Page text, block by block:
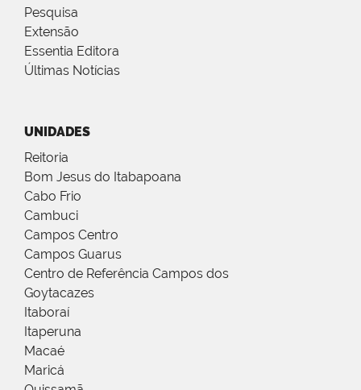
Pesquisa
Extensão
Essentia Editora
Últimas Notícias
UNIDADES
Reitoria
Bom Jesus do Itabapoana
Cabo Frio
Cambuci
Campos Centro
Campos Guarus
Centro de Referência Campos dos
Goytacazes
Itaboraí
Itaperuna
Macaé
Maricá